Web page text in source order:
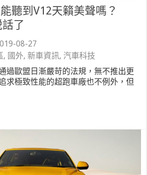
聽到V12天籟美聲嗎？
話了
08-27
, 國外,新車資訊, 汽車科技
過歐盟日漸嚴苛的法規，無不推出更
求極致性能的超跑車廠也不例外，但